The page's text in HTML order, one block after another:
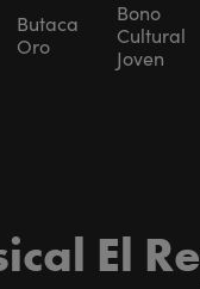
Butaca
Oro
Bono
Cultural
Joven
El